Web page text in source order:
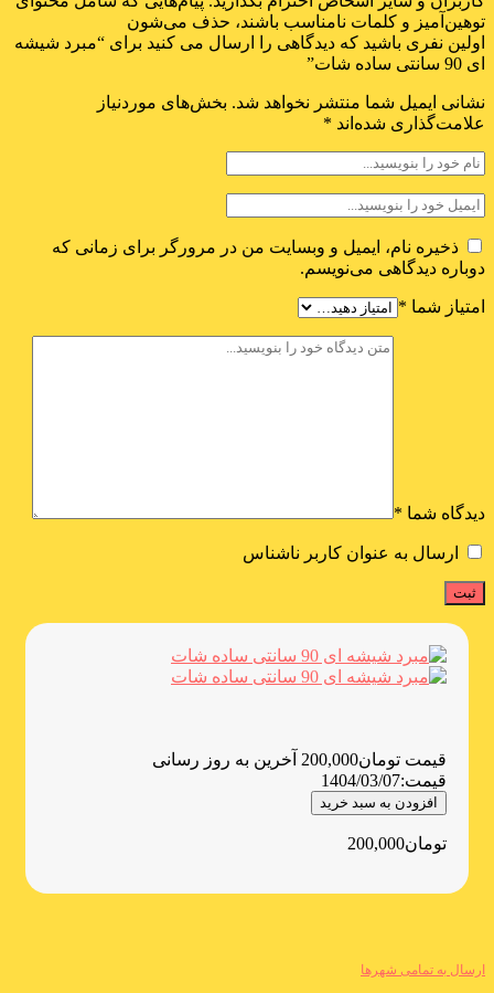
توهین‌آمیز و کلمات نامناسب باشند، حذف می‌شون
اولین نفری باشید که دیدگاهی را ارسال می کنید برای “مبرد شیشه
ای 90 سانتی ساده شات”
نشانی ایمیل شما منتشر نخواهد شد. بخش‌های موردنیاز
علامت‌گذاری شده‌اند *
ذخیره نام، ایمیل و وبسایت من در مرورگر برای زمانی که
دوباره دیدگاهی می‌نویسم.
امتیاز شما *
دیدگاه شما *
ارسال به عنوان کاربر ناشناس
قیمت تومان200,000 آخرین به روز رسانی
قیمت:1404/03/07
افزودن به سبد خرید
تومان200,000
ارسال به تمامی شهرها